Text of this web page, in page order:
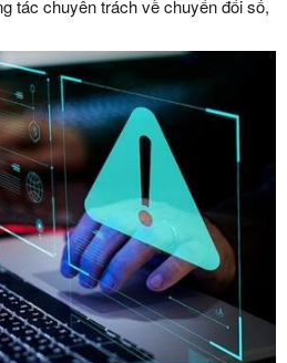
tác chuyên trách về chuyển đổi số,